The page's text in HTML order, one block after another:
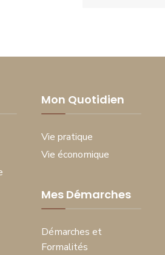
Mon Quotidien
Vie pratique
Vie économique
Mes Démarches
Démarches et
Formalités